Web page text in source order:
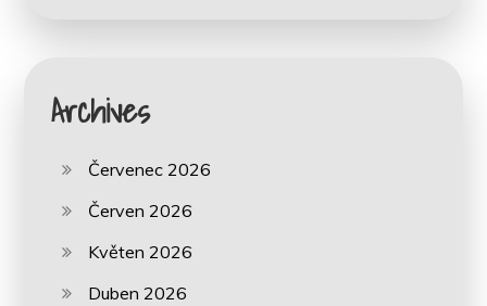
Archives
Červenec 2026
Červen 2026
Květen 2026
Duben 2026